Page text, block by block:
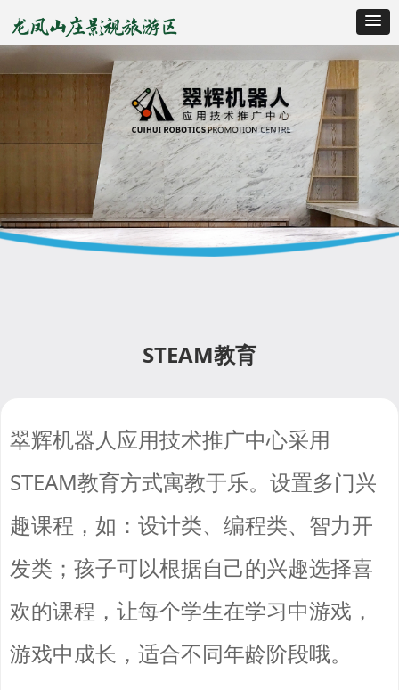
STEAM教育
翠辉机器人应用技术推广中心采用
STEAM教育方式寓教于乐。设置多门兴
趣课程，如：设计类、编程类、智力开
发类；孩子可以根据自己的兴趣选择喜
欢的课程，让每个学生在学习中游戏，
游戏中成长，适合不同年龄阶段哦。